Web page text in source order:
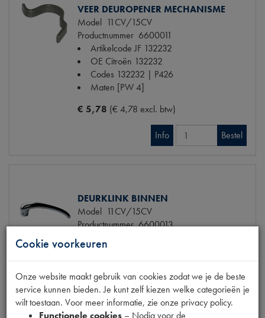
VEER DEUROPENER MECHANISME
Model 11CV/15CV
Productnummer 6600011
Artikelcode JF 132232
OE Citroën 132232
Codes 132232 | P426
Maten [PW 4]
€ 5,78 (€ 4,78 excl. btw)
Info Bestel
DEURKLINK BINNEN
Model 11CV/15CV
Productnummer6600013
OE Citroën
Codes132513 | Handle plain | P426
Maten108mm [PW 4]
€ 18,67(€ 15,43 excl. btw)
Cookie voorkeuren
Onze website maakt gebruik van cookies zodat we je de beste
service kunnen bieden. Je kunt zelf kiezen welke categorieën je
wilt toestaan. Voor meer informatie, zie onze privacy policy.
Functionele cookies – Nodig voor de